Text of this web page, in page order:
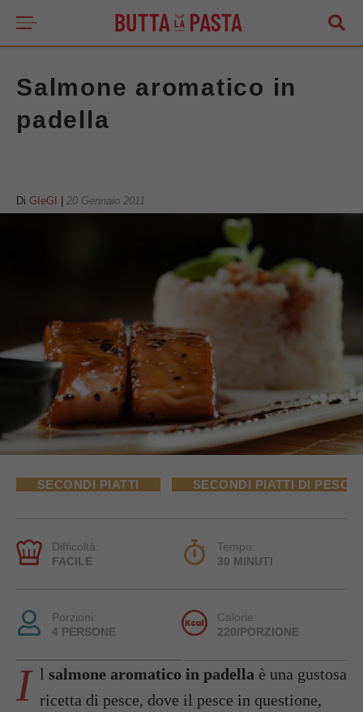
Salmone aromatico in
padella
Di GIeGI 20 Gennaio 2011
SECONDI PIATTI SECONDI PIATTI DI PESCE
Difficoltà:
FACILE
Tempo:
30 MINUTI
Porzioni:
4 PERSONE
Calorie:
220/PORZIONE
I l salmone aromatico in padella è una gustosa
ricetta di pesce, dove il pesce in questione,